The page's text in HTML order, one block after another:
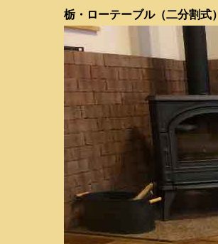
栃・ローテーブル（二分割式）